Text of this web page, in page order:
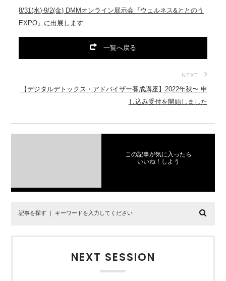
8/31(水)-9/2(金) DMMオンライン展示会『ウェルネス&ととのう
EXPO』に出展します
一覧へ戻る
NEXT
【デジタルデトックス・アドバイザー養成講座】2022年秋〜 申
し込み受付を開始しました
この記事が気に入ったら
いいね！しよう
NEXT SESSION